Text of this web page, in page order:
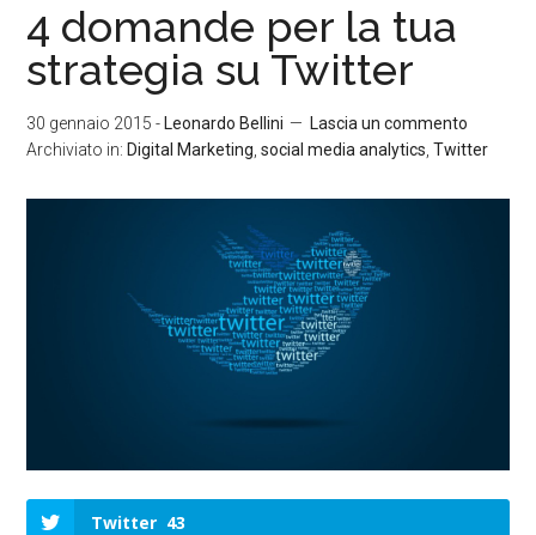
4 domande per la tua
strategia su Twitter
30 gennaio 2015 - Leonardo Bellini
Lascia un commento
Archiviato in: Digital Marketing ,social media analytics ,Twitter
Twitter 43